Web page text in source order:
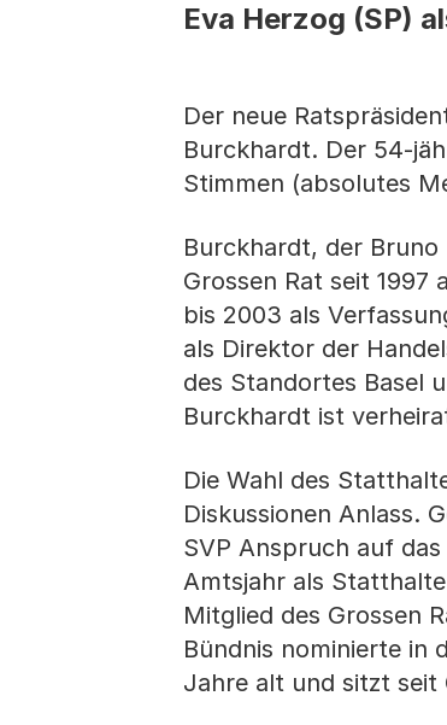
Eva Herzog (SP)
Der neue
Burckhardt. Der 54-
Stimmen (absolutes
Burckhardt, der
Grossen Rat seit 1997
bis 2003 als
als Direktor der
des Standortes Basel
Burckhardt ist
Die Wahl des
Diskussionen Anlass.
SVP Anspruch auf
Amtsjahr als
Mitglied des Grossen
Bündnis nominierte in
Jahre alt und sitzt seit